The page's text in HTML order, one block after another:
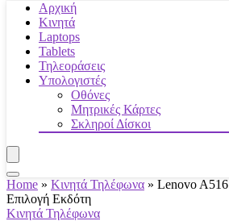
Αρχική
Κινητά
Laptops
Tablets
Τηλεοράσεις
Υπολογιστές
Οθόνες
Μητρικές Κάρτες
Σκληροί Δίσκοι
Home » Κινητά Τηλέφωνα » Lenovo A516
Επιλογή Εκδότη
Κινητά Τηλέφωνα